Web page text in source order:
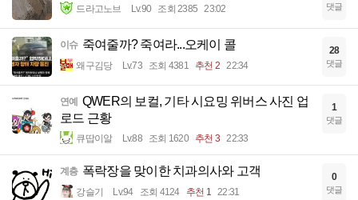
드라고노브 Lv.90 조회 2385 23:02 댓글
이슈 죽여줄까? 죽여라...오케이 콜
왜구김당 Lv.73 조회 4381 추천 2 22:34
28
댓글
연예 QWER의 보컬, 기타 시요밍 위버스 사진 업
로드 근황
큐땁이알 Lv.88 조회 1620 추천 3 22:33
1
댓글
계층 폭락장을 맞이한 치과의사와 고객
강슬기 Lv.94 조회 4124 추천 1 22:31
0
댓글